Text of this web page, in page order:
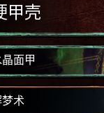
甲壳
面甲
梦术